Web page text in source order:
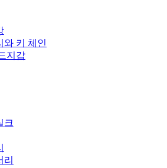
와 키 체인
지갑
크
리